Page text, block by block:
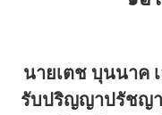
นายเตช บุนนาค
รับปริญญาปรัชญ